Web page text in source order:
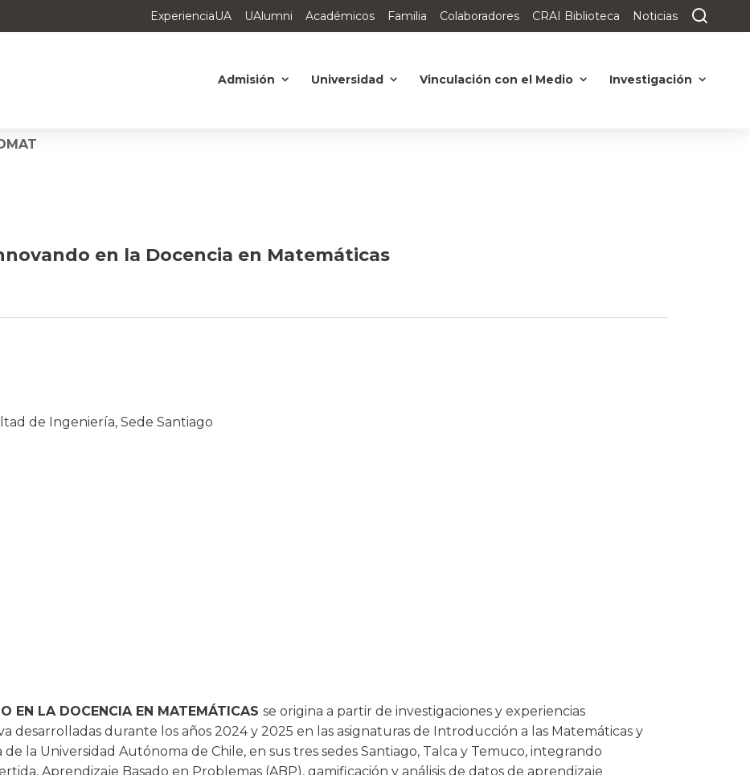
ExperienciaUA UAlumni Académicos Familia Colaboradores CRAI Biblioteca Noticias
Admisión Universidad Vinculación con el Medio Investigación
en la Docencia en Matemáticas
de Ingeniería, Sede Santiago
EN LA DOCENCIA EN MATEMÁTICAS se origina a partir de investigaciones y experiencias
desarrolladas durante los años 2024 y 2025 en las asignaturas de Introducción a las Matemáticas y
la Universidad Autónoma de Chile, en sus tres sedes Santiago, Talca y Temuco, integrando
Aprendizaje Basado en Problemas (ABP), gamificación y análisis de datos de aprendizaje